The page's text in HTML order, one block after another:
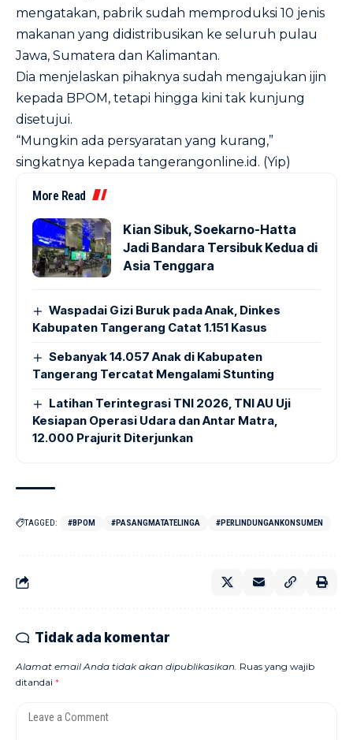
mengatakan, pabrik sudah memproduksi 10 jenis
makanan yang didistribusikan ke seluruh pulau
Jawa, Sumatera dan Kalimantan.
Dia menjelaskan pihaknya sudah mengajukan ijin
kepada BPOM, tetapi hingga kini tak kunjung
disetujui.
“Mungkin ada persyaratan yang kurang,”
singkatnya kepada tangerangonline.id. (Yip)
More Read
Kian Sibuk, Soekarno-Hatta
Jadi Bandara Tersibuk Kedua di
Asia Tenggara
Waspadai Gizi Buruk pada Anak, Dinkes
Kabupaten Tangerang Catat 1.151 Kasus
Sebanyak 14.057 Anak di Kabupaten
Tangerang Tercatat Mengalami Stunting
Latihan Terintegrasi TNI 2026, TNI AU Uji
Kesiapan Operasi Udara dan Antar Matra,
12.000 Prajurit Diterjunkan
TAGGED: #BPOM #PASANGMATATELINGA #PERLINDUNGANKONSUMEN
Tidak ada komentar
Alamat email Anda tidak akan dipublikasikan. Ruas yang wajib
ditandai *